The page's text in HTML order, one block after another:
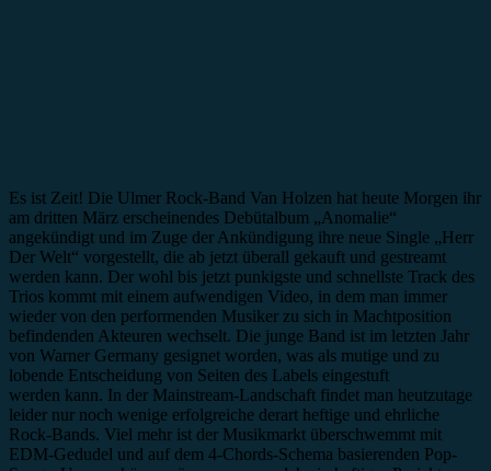
Es ist Zeit! Die Ulmer Rock-Band Van Holzen hat heute Morgen ihr
am dritten März erscheinendes Debütalbum „Anomalie“
angekündigt und im Zuge der Ankündigung ihre neue Single „Herr
Der Welt“ vorgestellt, die ab jetzt überall gekauft und gestreamt
werden kann. Der wohl bis jetzt punkigste und schnellste Track des
Trios kommt mit einem aufwendigen Video, in dem man immer
wieder von den performenden Musiker zu sich in Machtposition
befindenden Akteuren wechselt. Die junge Band ist im letzten Jahr
von Warner Germany gesignet worden, was als mutige und zu
lobende Entscheidung von Seiten des Labels eingestuft
werden kann. In der Mainstream-Landschaft findet man heutzutage
leider nur noch wenige erfolgreiche derart heftige und ehrliche
Rock-Bands. Viel mehr ist der Musikmarkt überschwemmt mit
EDM-Gedudel und auf dem 4-Chords-Schema basierenden Pop-